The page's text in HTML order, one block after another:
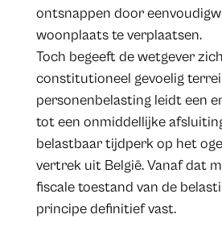
ontsnappen door
woonplaats te verplaatsen.
Toch begeeft de wetgever
constitutioneel gevoelig
personenbelasting leidt een
tot een onmiddellijke
belastbaar tijdperk op het
vertrek uit België. Vanaf dat
fiscale toestand van de
principe definitief vast.